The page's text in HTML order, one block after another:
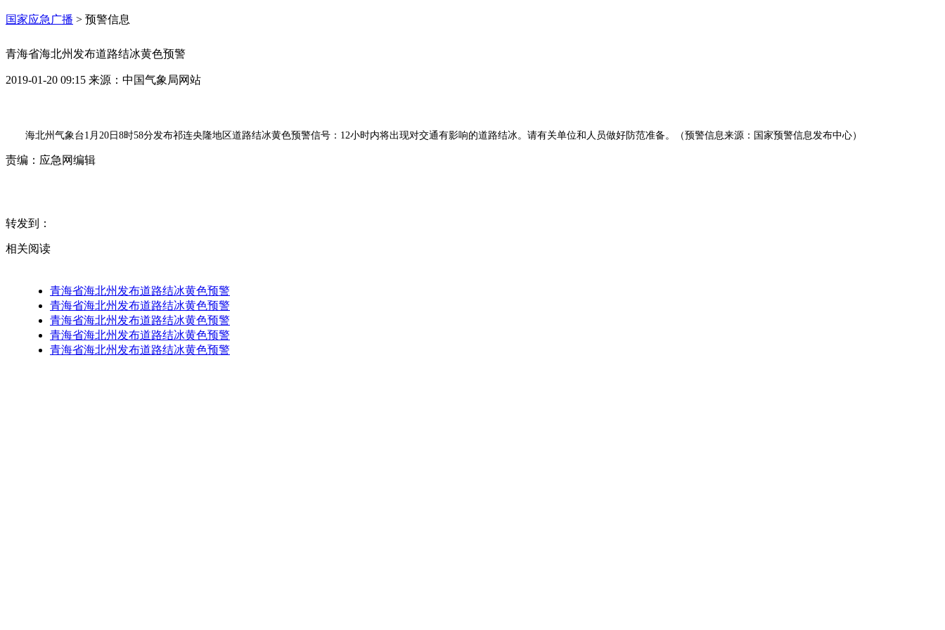
国家应急广播 > 预警信息
青海省海北州发布道路结冰黄色预警
2019-01-20 09:15 来源： 中国气象局网站
海北州气象台1月20日8时58分发布祁连央隆地区道路结冰黄色预警信号：12小时内将出现对交通有影响的道路结冰。请有关单位和人员做好防范准备。（预警信息来源：国家预警信息发布中心）
责编： 应急网编辑
转发到：
相关阅读
青海省海北州发布道路结冰黄色预警
青海省海北州发布道路结冰黄色预警
青海省海北州发布道路结冰黄色预警
青海省海北州发布道路结冰黄色预警
青海省海北州发布道路结冰黄色预警